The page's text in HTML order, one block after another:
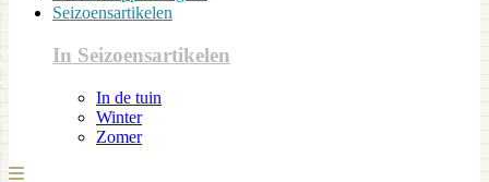
Seizoensartikelen
In Seizoensartikelen
In de tuin
Winter
Zomer